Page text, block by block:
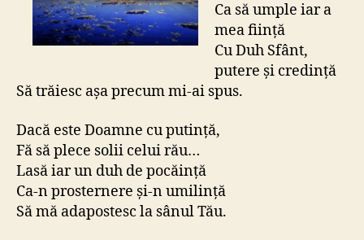
Ca să umple iar a
mea fiinţă
Cu Duh Sfânt,
putere şi credinţă
Să trăiesc aşa precum mi-ai spus.
Dacă este Doamne cu putinţă,
Fă să plece solii celui rău…
Lasă iar un duh de pocăinţă
Ca-n prosternere şi-n umilinţă
Să mă adapostesc la sânul Tău.